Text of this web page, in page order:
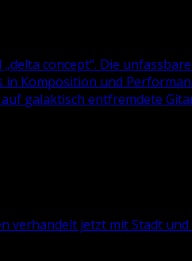
con­cept“. Die
Kom­po­si­ti­on und
ga­lak­tisch ent­frem­de­te
ver­han­delt jetzt mit Stadt und